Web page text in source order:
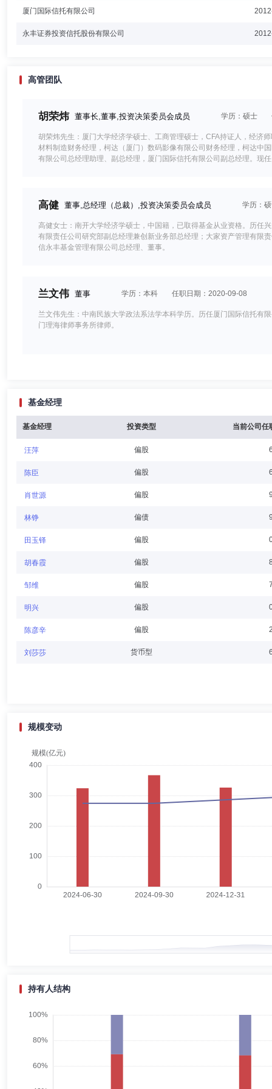
厦门国际信托有限公司
永丰证券投资信托股份有限公司
高管团队
胡荣炜 董事长,董事,投资决策委员会成员 学历：硕士
胡荣炜先生：厦门大学经济学硕士、工商管理硕士，CFA持证人，经济
材料制造财务经理，柯达（厦门）数码影像有限公司财务经理，柯达中
有限公司总经理助理、副总经理，厦门国际信托有限公司副总经理。现
高健 董事,总经理（总裁）,投资决策委员会成员 学历：
高健女士：南开大学经济学硕士，中国籍，已取得基金从业资格。历任
有限责任公司研究部副总经理兼创新业务部总经理；大家资产管理有限
信永丰基金管理有限公司总经理、董事。
兰文伟 董事 学历：本科 任职日期：2020-09-08
兰文伟先生：中南民族大学政法系法学本科学历。历任厦门国际信托有
门理海律师事务所律师。
许如玫女士：圆信永丰基金管理有限公司董事，美国德州州立大学硕士
丰证券投资信托股份有限公司董事长、总经理；现任永丰金融控股股份
学历：硕士
白中琪先生：圆信永丰基金管理有限公司董事，台湾中央大学硕士。历
濮乐伟 学历：硕士
濮乐伟先生：休斯顿大学工商管理硕士。历任摩根投信董事总经理，
柳经纬 学历：硕士
阳建勋先生：公司独立董事，厦门大学法学博士。历任湖南省衡阳市天
法学院教授、博士生导师。兼任科华数据股份有限公司独立董事，中国
李隽业 独立董事 学历：博士 任职日期：2023-08-21
王几高先生：中国，博士。历任中海基金管理有限公司风控经理，上
管理部总监，歌斐国际投资管理（上海）有限公司高级董事.于2020年
基金经理
基金经理 投资类型 当前公司任
汪萍 偏股
陈臣 偏股
肖世源 偏股
林铮 偏债
田玉铎 偏股
胡春霞 偏股
邹维 偏股
明兴 偏股
陈彦辛 偏股
刘莎莎 货币型
规模变动
持有人结构